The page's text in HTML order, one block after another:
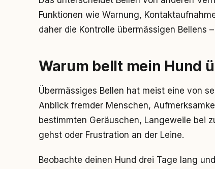
Funktionen wie Warnung,
daher die Kontrolle übermässigen Bellens
Warum bellt mein Hund
Übermässiges Bellen hat meist eine von
Anblick fremder Menschen,
bestimmten Geräuschen, Langeweile bei
gehst oder Frustration an der Leine.
Beobachte deinen Hund drei Tage lang